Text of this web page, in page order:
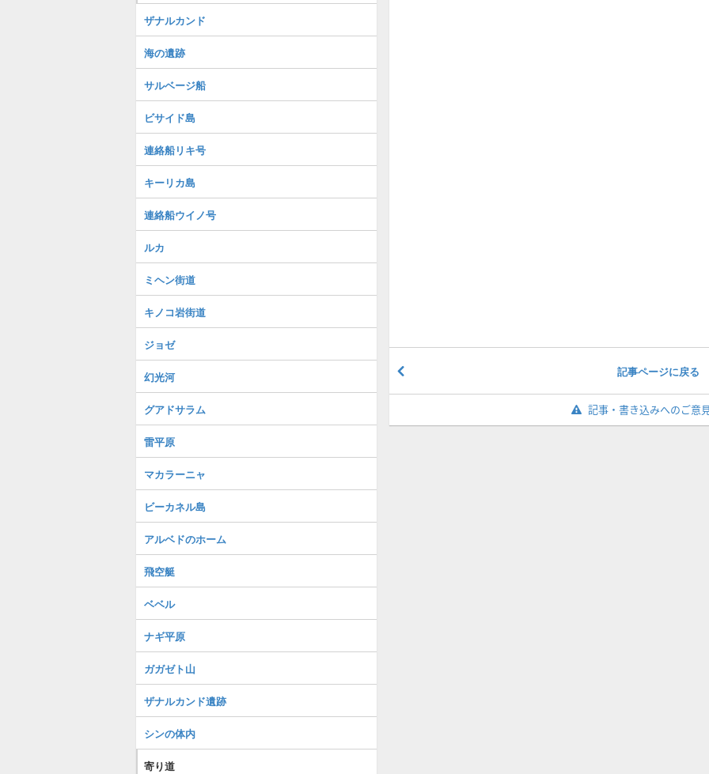
記事ページに戻る
記事・書き込みへのご意
ザナルカンド
海の遺跡
サルベージ船
ビサイド島
連絡船リキ号
キーリカ島
連絡船ウイノ号
ルカ
ミヘン街道
キノコ岩街道
ジョゼ
幻光河
グアドサラム
雷平原
マカラーニャ
ビーカネル島
アルベドのホーム
飛空艇
ベベル
ナギ平原
ガガゼト山
ザナルカンド遺跡
シンの体内
寄り道